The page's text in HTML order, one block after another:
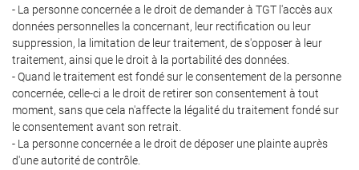
- La personne concernée a le droit de demander à TGT l'accès aux
données personnelles la concernant, leur rectification ou leur
suppression, la limitation de leur traitement, de s'opposer à leur
traitement, ainsi que le droit à la portabilité des données.
- Quand le traitement est fondé sur le consentement de la personne
concernée, celle-ci a le droit de retirer son consentement à tout
moment, sans que cela n'affecte la légalité du traitement fondé sur
le consentement avant son retrait.
- La personne concernée a le droit de déposer une plainte auprès
d'une autorité de contrôle.